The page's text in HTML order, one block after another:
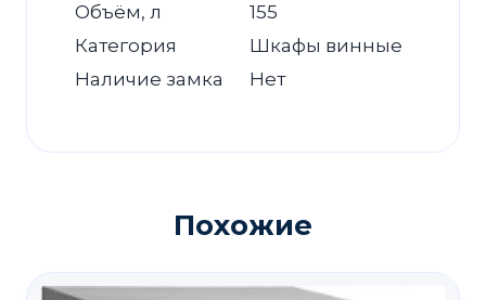
Объём, л
155
Категория
Шкафы винные
Наличие замка
Нет
Похожие